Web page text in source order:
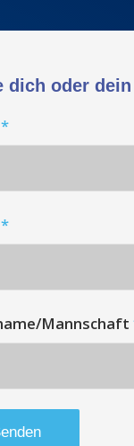
dich oder
*
*
Mannschaft